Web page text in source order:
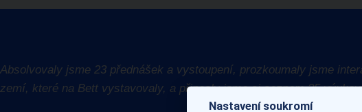
Absolvovaly jsme 23 přednášek a vystoupení, prozkoumaly jsme
zemí, které na Bett vystavovaly, a přinesly jsme si seznam 35
Nastavení soukromí